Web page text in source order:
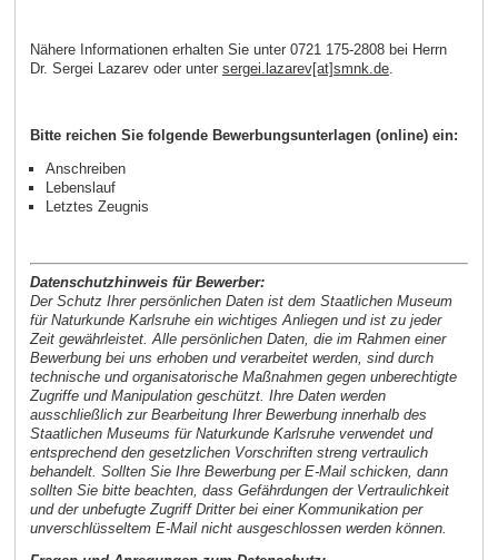
Nähere Informationen erhalten Sie unter 0721 175-2808 bei Herrn
Dr. Sergei Lazarev oder unter sergei.lazarev[at]smnk.de.
Bitte reichen Sie folgende Bewerbungsunterlagen (online) ein:
Anschreiben
Lebenslauf
Letztes Zeugnis
Datenschutzhinweis für Bewerber:
Der Schutz Ihrer persönlichen Daten ist dem Staatlichen Museum
für Naturkunde Karlsruhe ein wichtiges Anliegen und ist zu jeder
Zeit gewährleistet. Alle persönlichen Daten, die im Rahmen einer
Bewerbung bei uns erhoben und verarbeitet werden, sind durch
technische und organisatorische Maßnahmen gegen unberechtigte
Zugriffe und Manipulation geschützt. Ihre Daten werden
ausschließlich zur Bearbeitung Ihrer Bewerbung innerhalb des
Staatlichen Museums für Naturkunde Karlsruhe verwendet und
entsprechend den gesetzlichen Vorschriften streng vertraulich
behandelt. Sollten Sie Ihre Bewerbung per E-Mail schicken, dann
sollten Sie bitte beachten, dass Gefährdungen der Vertraulichkeit
und der unbefugte Zugriff Dritter bei einer Kommunikation per
unverschlüsseltem E-Mail nicht ausgeschlossen werden können.